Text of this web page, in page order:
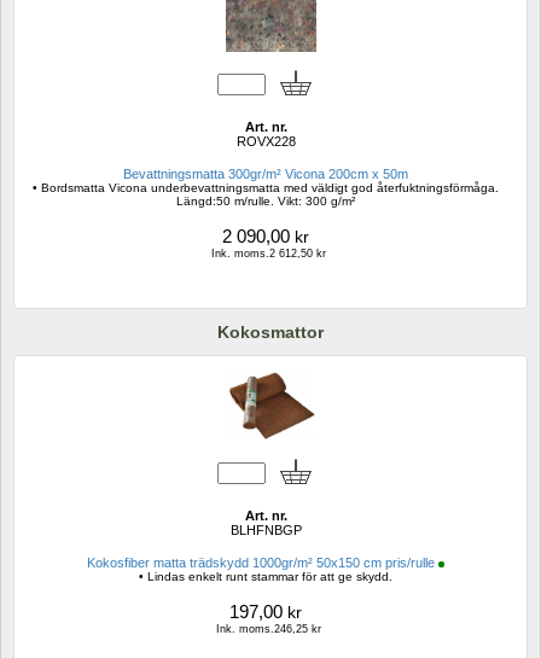
Art. nr.
ROVX228
Bevattningsmatta 300gr/m² Vicona 200cm x 50m
• Bordsmatta Vicona underbevattningsmatta med väldigt god återfuktningsförmåga.
Längd:50 m/rulle. Vikt: 300 g/m²
2 090,00 kr
Ink. moms.2 612,50 kr
Kokosmattor
Art. nr.
BLHFNBGP
Kokosfiber matta trädskydd 1000gr/m² 50x150 cm pris/rulle
• Lindas enkelt runt stammar för att ge skydd.
197,00 kr
Ink. moms.246,25 kr